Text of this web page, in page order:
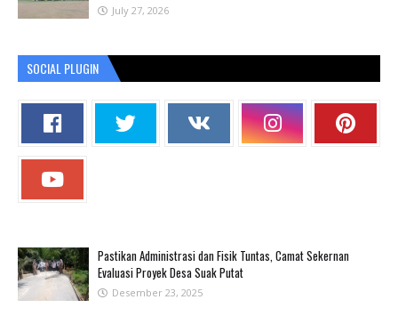
July 27, 2026
SOCIAL PLUGIN
Pastikan Administrasi dan Fisik Tuntas, Camat Sekernan
Evaluasi Proyek Desa Suak Putat
Desember 23, 2025